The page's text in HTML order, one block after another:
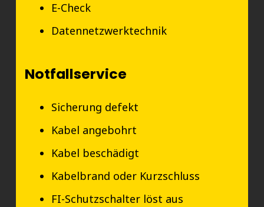
E-Check
Datennetzwerktechnik
Notfallservice
Sicherung defekt
Kabel angebohrt
Kabel beschädigt
Kabelbrand oder Kurzschluss
FI-Schutzschalter löst aus